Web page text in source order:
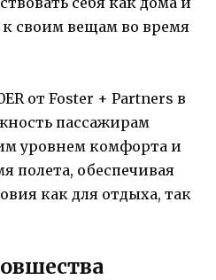
своим вещам во время
от Foster + Partners в
пассажирам
уровнем комфорта и
полета, обеспечивая
как для отдыха, так